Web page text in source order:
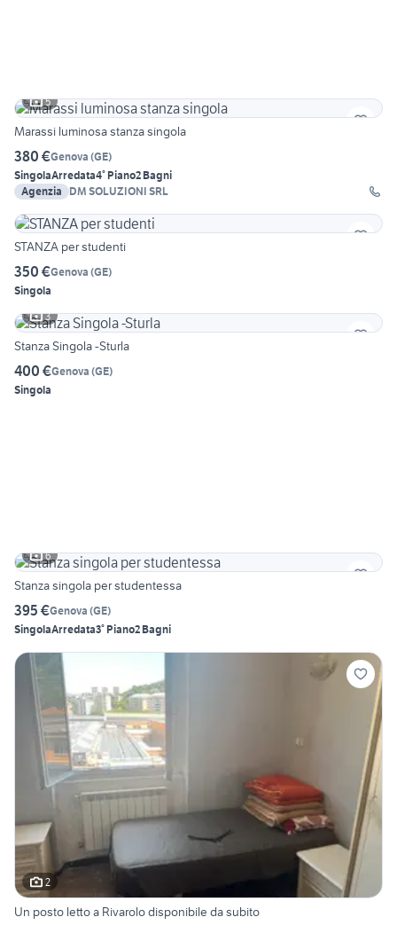
5
Marassi luminosa stanza singola
380 €Genova (GE)
SingolaArredata4° Piano2 Bagni
Agenzia
DM SOLUZIONI SRL
STANZA per studenti
350 €Genova (GE)
Singola
3
Stanza Singola -Sturla
400 €Genova (GE)
Singola
6
Stanza singola per studentessa
395 €Genova (GE)
SingolaArredata3° Piano2 Bagni
2
Un posto letto a Rivarolo disponibile da subito